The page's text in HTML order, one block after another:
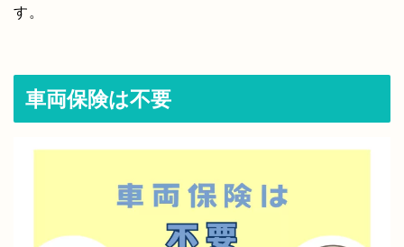
す。
車両保険は不要